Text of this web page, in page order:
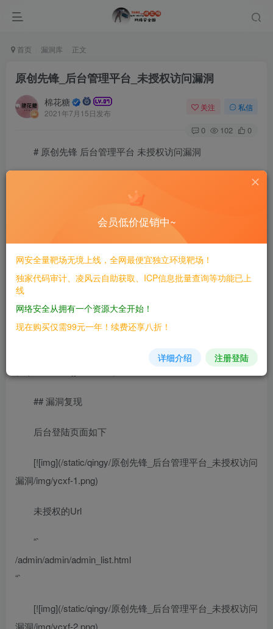
首页 漏洞库 正文
原创先锋_后台管理平台_未授权访问漏洞
棉花糖
2021年7月15日发布
关注 私信
0 102 0
# 原创先锋 后台管理平台 未授权访问漏洞
过漏洞可以任意接管账户权限
## 漏洞影响
## FOFA
> body=”[https://www.bjycxf.com]
## 漏洞复现
后台登陆页面如下
[![img](/static/qingy/原创先锋_后台管理平台_未授权访问
漏洞/img/ycxf-1.png)
未授权的Url
“`
/admin/admin/admin_list.html
“`
[![img](/static/qingy/原创先锋_后台管理平台_未授权访问
漏洞/img/ycxf-2.png)
会员低价促销中~
网安全量靶场无境上线，全网最便宜独立环境靶场！
独家代码审计、凌风云自助获取、ICP信息批量查询等功能已上
线
网络安全从拥有一个资源大全开始！
现在购买仅需99元一年！续费还享八折！
详细介绍 注册登陆